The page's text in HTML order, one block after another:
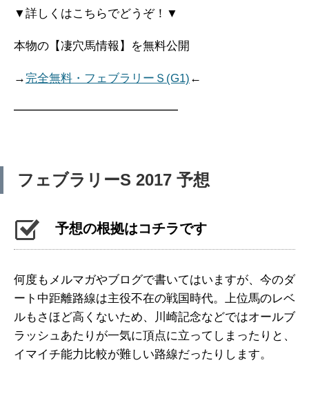
▼詳しくはこちらでどうぞ！▼
本物の【凄穴馬情報】を無料公開
→ 完全無料・フェブラリーＳ(G1) ←
━━━━━━━━━━━━━━
フェブラリーS 2017 予想
予想の根拠はコチラです
何度もメルマガやブログで書いてはいますが、今のダ
ート中距離路線は主役不在の戦国時代。上位馬のレベ
ルもさほど高くないため、川崎記念などではオールブ
ラッシュあたりが一気に頂点に立ってしまったりと、
イマイチ能力比較が難しい路線だったりします。